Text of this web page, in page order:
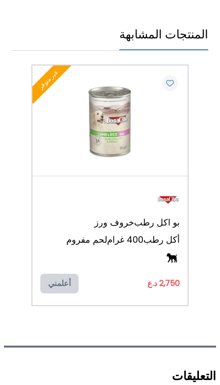
المنتجات المشابهة
غير متوفر
بو اكل رطبخروف ورز
أكل رطب400 غرام لحم مفروم
2,750 د.ع أعلمني
التعليقات